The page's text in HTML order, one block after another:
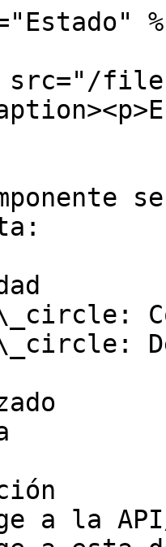
files/